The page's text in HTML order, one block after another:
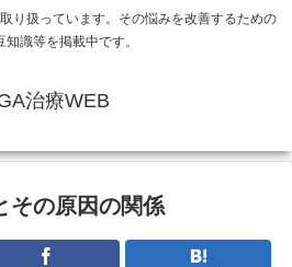
り扱っています。その悩みを改善するための
知識等を掲載中です。
治療WEB
その原因の関係